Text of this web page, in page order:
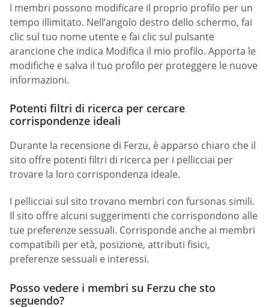
I membri possono modificare il proprio profilo per un
tempo illimitato. Nell’angolo destro dello schermo, fai
clic sul tuo nome utente e fai clic sul pulsante
arancione che indica Modifica il mio profilo. Apporta le
modifiche e salva il tuo profilo per proteggere le nuove
informazioni.
Potenti filtri di ricerca per cercare
corrispondenze ideali
Durante la recensione di Ferzu, è apparso chiaro che il
sito offre potenti filtri di ricerca per i pellicciai per
trovare la loro corrispondenza ideale.
I pellicciai sul sito trovano membri con fursonas simili.
Il sito offre alcuni suggerimenti che corrispondono alle
tue preferenze sessuali. Corrisponde anche ai membri
compatibili per età, posizione, attributi fisici,
preferenze sessuali e interessi.
Posso vedere i membri su Ferzu che sto
seguendo?